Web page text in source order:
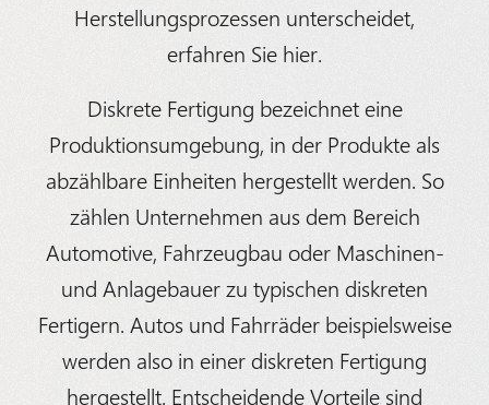
Herstellungsprozessen unterscheidet,
erfahren Sie hier.
Diskrete Fertigung bezeichnet eine
Produktionsumgebung, in der Produkte als
abzählbare Einheiten hergestellt werden. So
zählen Unternehmen aus dem Bereich
Automotive, Fahrzeugbau oder Maschinen-
und Anlagebauer zu typischen diskreten
Fertigern. Autos und Fahrräder beispielsweise
werden also in einer diskreten Fertigung
hergestellt. Entscheidende Vorteile sind